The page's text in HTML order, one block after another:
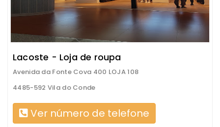
Lacoste - Loja de roupa
Avenida da Fonte Cova 400 LOJA 108
4485-592 Vila do Conde
Ver número de telefone